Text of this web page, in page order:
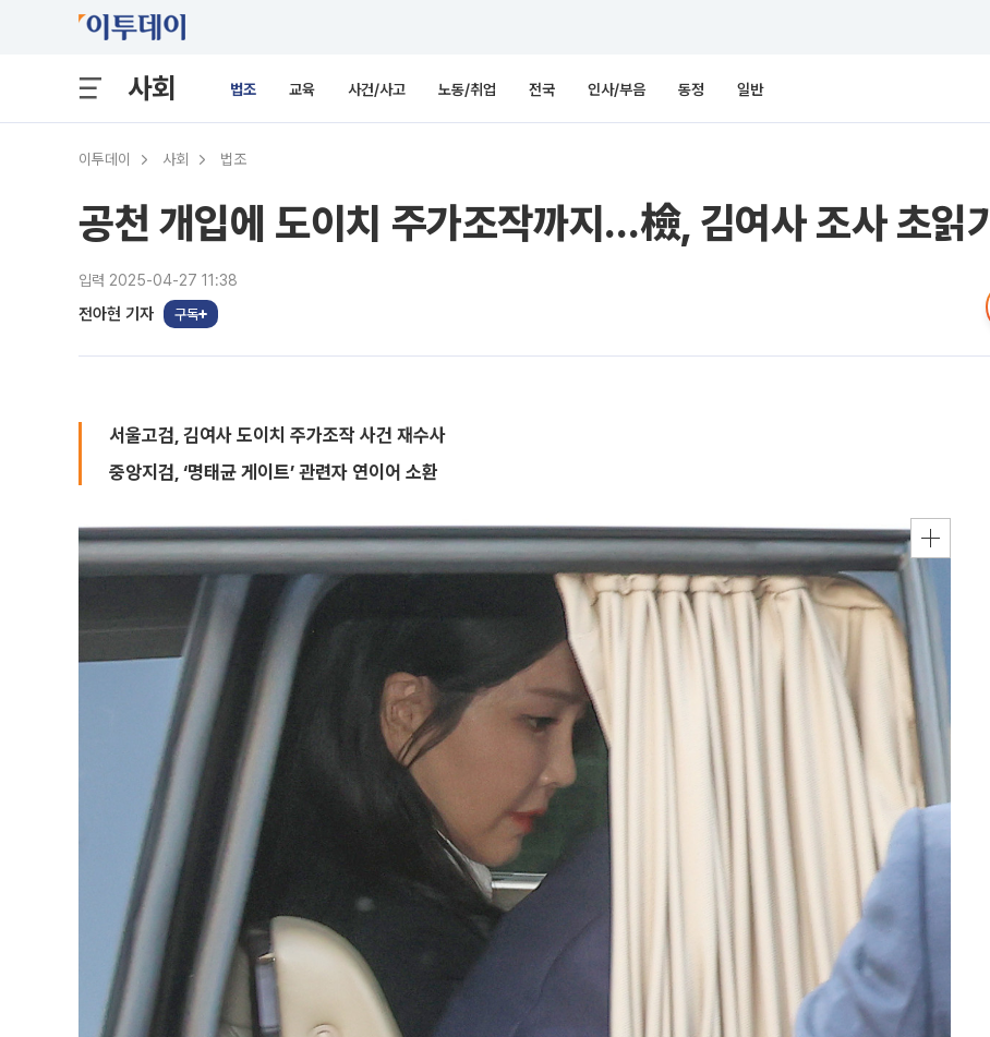
사회 법조 교육 사건/사고 노동/취업 전국 인사/부음 동정 일반
이투데이 사회 법조
공천 개입에 도이치 주가조작까지…檢, 김여사 조사 초읽기
입력 2025-04-27 11:38
전아현 기자 구독
서울고검, 김여사 도이치 주가조작 사건 재수사
중앙지검, ‘명태균 게이트’ 관련자 연이어 소환